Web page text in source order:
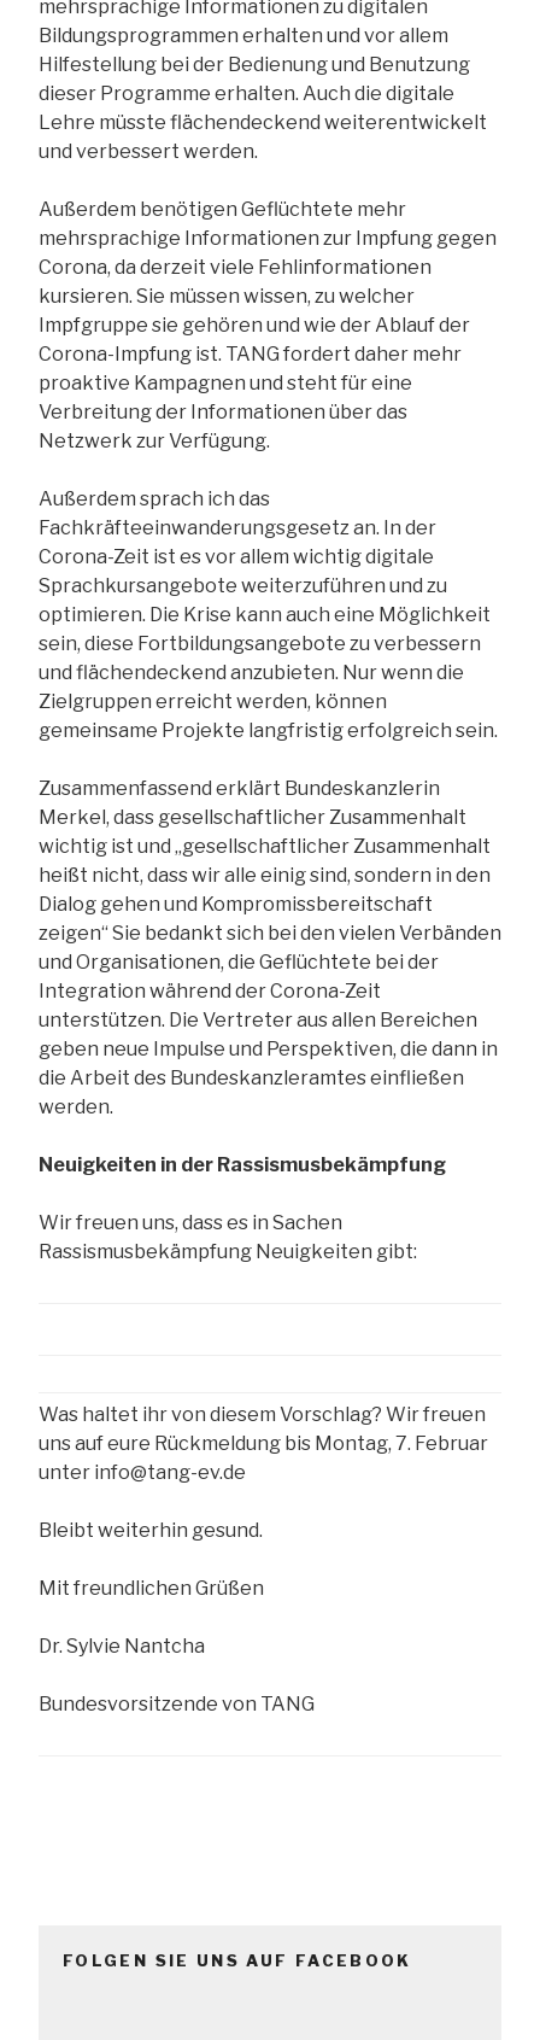
mehrsprachige Informationen zu digitalen
Bildungsprogrammen erhalten und vor allem
Hilfestellung bei der Bedienung und Benutzung
dieser Programme erhalten. Auch die digitale
Lehre müsste flächendeckend weiterentwickelt
und verbessert werden.
Außerdem benötigen Geflüchtete mehr
mehrsprachige Informationen zur Impfung gegen
Corona, da derzeit viele Fehlinformationen
kursieren. Sie müssen wissen, zu welcher
Impfgruppe sie gehören und wie der Ablauf der
Corona-Impfung ist. TANG fordert daher mehr
proaktive Kampagnen und steht für eine
Verbreitung der Informationen über das
Netzwerk zur Verfügung.
Außerdem sprach ich das
Fachkräfteeinwanderungsgesetz an. In der
Corona-Zeit ist es vor allem wichtig digitale
Sprachkursangebote weiterzuführen und zu
optimieren. Die Krise kann auch eine Möglichkeit
sein, diese Fortbildungsangebote zu verbessern
und flächendeckend anzubieten. Nur wenn die
Zielgruppen erreicht werden, können
gemeinsame Projekte langfristig erfolgreich sein.
Zusammenfassend erklärt Bundeskanzlerin
Merkel, dass gesellschaftlicher Zusammenhalt
wichtig ist und „gesellschaftlicher Zusammenhalt
heißt nicht, dass wir alle einig sind, sondern in den
Dialog gehen und Kompromissbereitschaft
zeigen“ Sie bedankt sich bei den vielen Verbänden
und Organisationen, die Geflüchtete bei der
Integration während der Corona-Zeit
unterstützen. Die Vertreter aus allen Bereichen
geben neue Impulse und Perspektiven, die dann in
die Arbeit des Bundeskanzleramtes einfließen
werden.
Neuigkeiten in der Rassismusbekämpfung
Wir freuen uns, dass es in Sachen
Rassismusbekämpfung Neuigkeiten gibt:
Was haltet ihr von diesem Vorschlag? Wir freuen
uns auf eure Rückmeldung bis Montag, 7. Februar
unter info@tang-ev.de
Bleibt weiterhin gesund.
Mit freundlichen Grüßen
Dr. Sylvie Nantcha
Bundesvorsitzende von TANG
FOLGEN SIE UNS AUF FACEBOOK